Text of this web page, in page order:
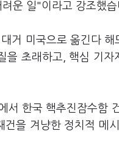
운 일"이라고 강조했습
거 미국으로 옮긴다
초래하고, 핵심 기자
한국 핵추진잠수함
을 겨냥한 정치적 메